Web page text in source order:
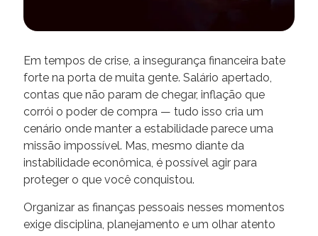
Em tempos de crise, a insegurança financeira bate
forte na porta de muita gente. Salário apertado,
contas que não param de chegar, inflação que
corrói o poder de compra — tudo isso cria um
cenário onde manter a estabilidade parece uma
missão impossível. Mas, mesmo diante da
instabilidade econômica, é possível agir para
proteger o que você conquistou.
Organizar as finanças pessoais nesses momentos
exige disciplina, planejamento e um olhar atento